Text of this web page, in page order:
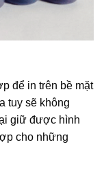
để in trên bề mặt
tuy sẽ không
giữ được hình
cho những